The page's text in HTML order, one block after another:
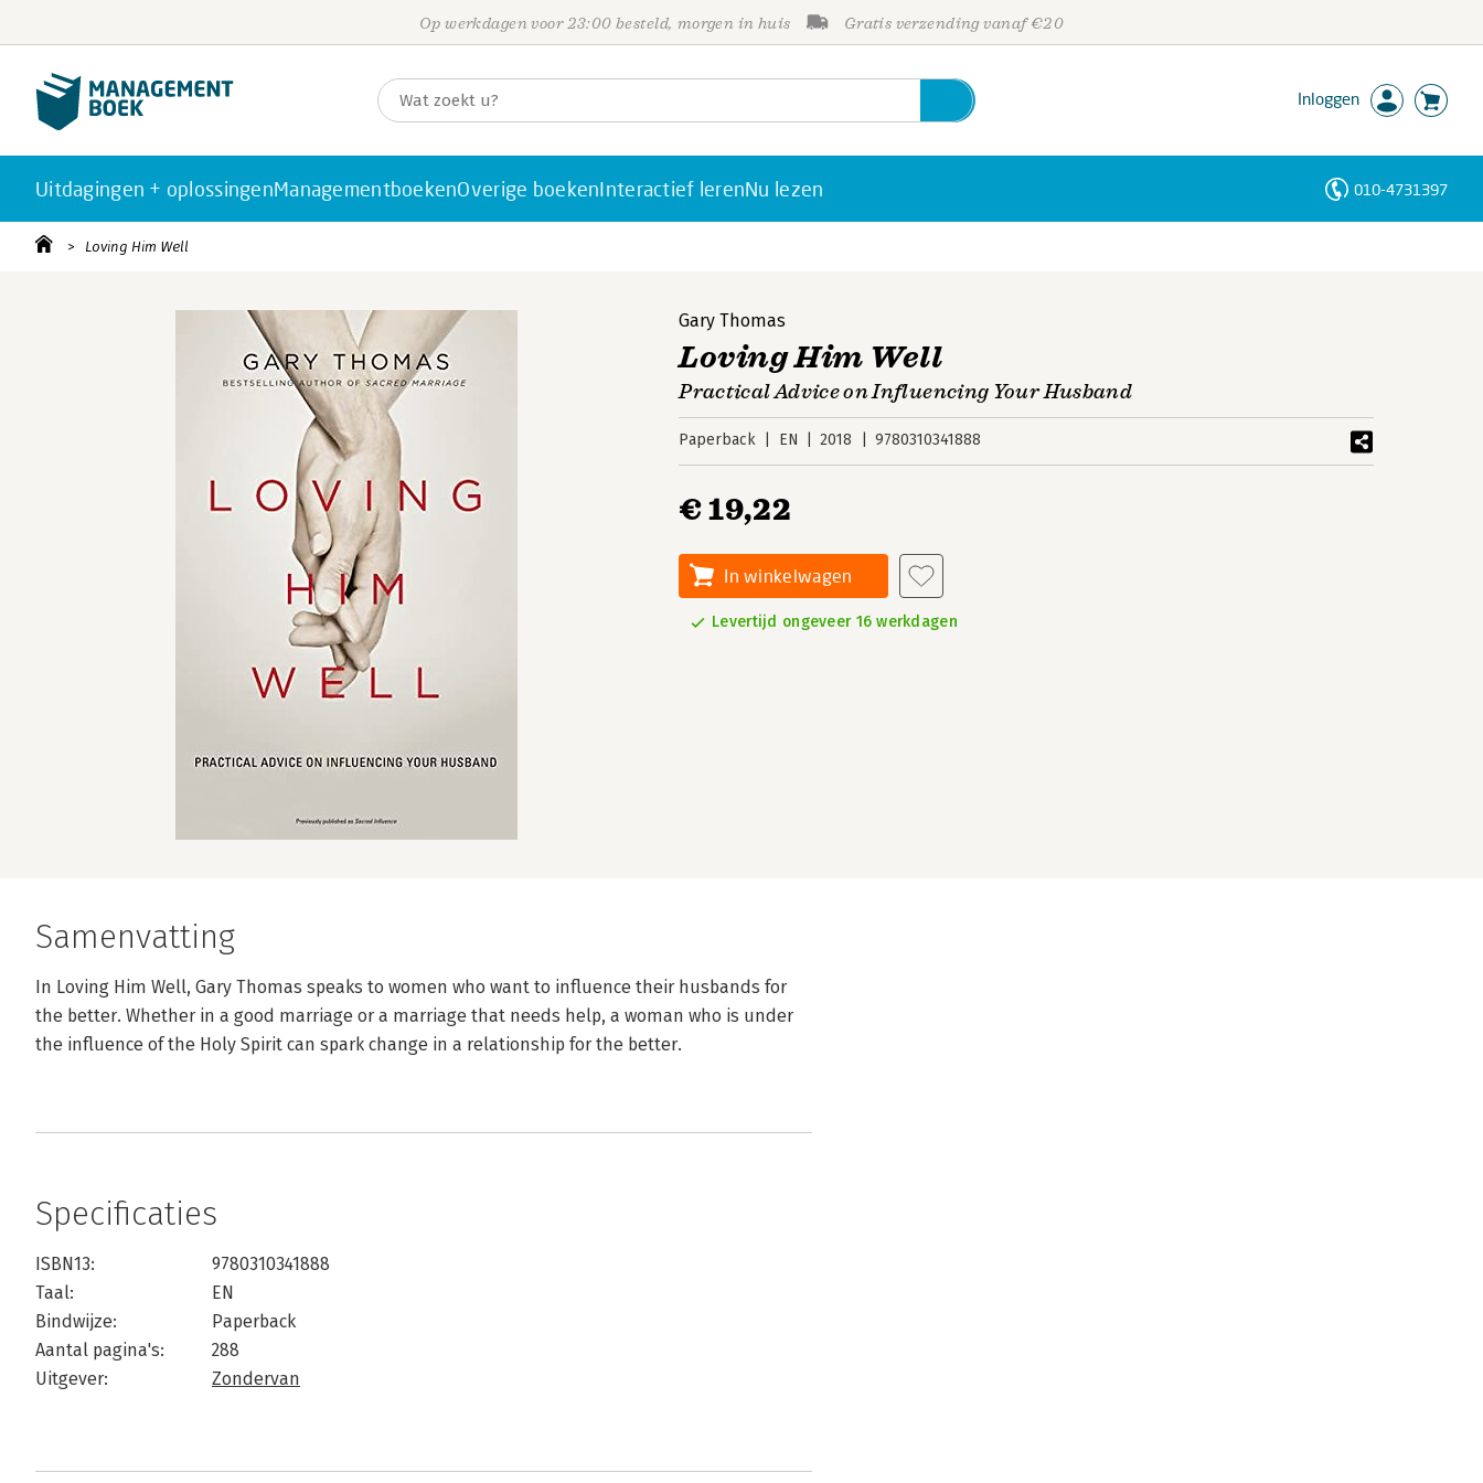
Op werkdagen voor 23:00 besteld, morgen in huis Gratis verzending vanaf €20
Inloggen
Uitdagingen + oplossingenManagementboekenOverige boekenInteractief lerenNu lezen 010-4731397
Loving Him Well
Gary Thomas
Loving Him Well
Practical Advice on Influencing Your Husband
Paperback EN 2018 9780310341888
€ 19,22
In winkelwagen
Levertijd ongeveer 16 werkdagen
Samenvatting
In Loving Him Well, Gary Thomas speaks to women who want to influence their husbands for
the better. Whether in a good marriage or a marriage that needs help, a woman who is under
the influence of the Holy Spirit can spark change in a relationship for the better.
Specificaties
ISBN13:
9780310341888
Taal:
EN
Bindwijze:
Paperback
Aantal pagina's:
288
Uitgever:
Zondervan
Personen